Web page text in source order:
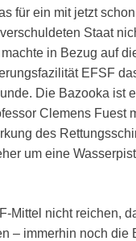
für ein mit jetzt
Staat
in Bezug auf
EFSF
Die Bazooka ist
Clemens Fuest
des
um eine
Mittel nicht reichen,
– immerhin noch die